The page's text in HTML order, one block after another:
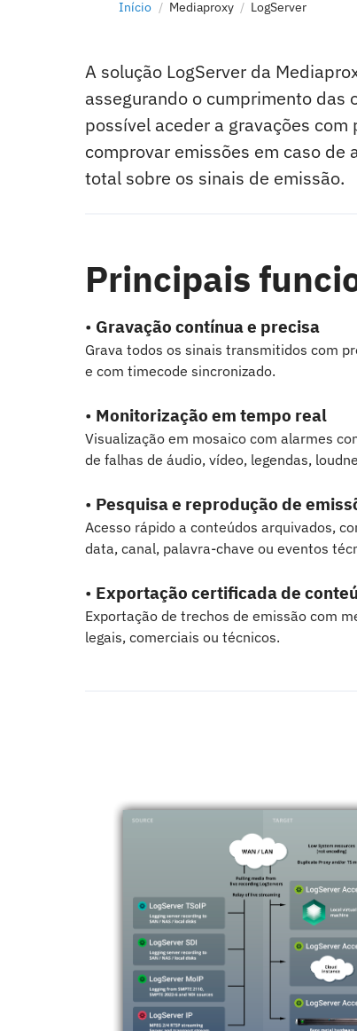
Início Mediaproxy LogServer
A solução LogServer da
assegurando o cumprimento das
possível aceder a gravações
comprovar emissões em caso
total sobre os sinais de emissão.
Principais
• Gravação contínua e precisa
Grava todos os sinais transmitidos com
e com timecode sincronizado.
• Monitorização em tempo real
Visualização em mosaico com alarmes
de falhas de áudio, vídeo, legendas,
• Pesquisa e reprodução de
Acesso rápido a conteúdos arquivados,
data, canal, palavra-chave ou eventos
• Exportação certificada de
Exportação de trechos de emissão com
legais, comerciais ou técnicos.